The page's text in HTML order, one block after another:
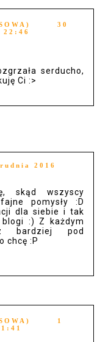
30
22:46
serducho,
Ci :>
2016
skąd wszyscy
pomysły :D
dla siebie i tak
:) Z każdym
bardziej pod
chcę :P
1